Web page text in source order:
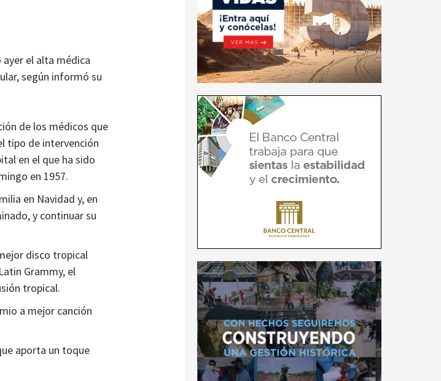
el alta médica
según informó su
de los médicos que
tipo de intervención
en el que ha sido
en 1957.
en Navidad y, en
y continuar su
disco tropical
Grammy, el
tropical.
a mejor canción
aporta un toque